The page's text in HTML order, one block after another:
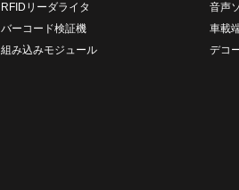
RFIDリーダライタ
バーコード検証機
組み込みモジュール
音声
車載
デコ